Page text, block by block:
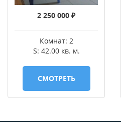
2 250 000 ₽
Комнат: 2
S: 42.00 кв. м.
СМОТРЕТЬ